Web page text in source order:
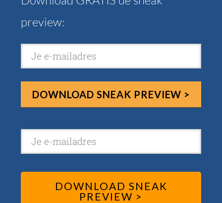
preview:
DOWNLOAD SNEAK PREVIEW >
DOWNLOAD SNEAK
PREVIEW >